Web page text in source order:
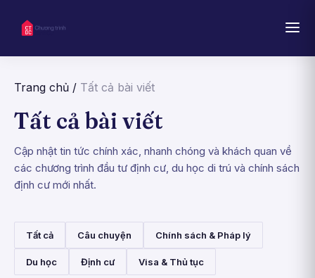
Trang chủ / Tất cả bài viết
Tất cả bài viết
Cập nhật tin tức chính xác, nhanh chóng và khách quan về
các chương trình đầu tư định cư, du học di trú và chính sách
định cư mới nhất.
Tất cả Câu chuyện Chính sách & Pháp lý
Du học Định cư Visa & Thủ tục